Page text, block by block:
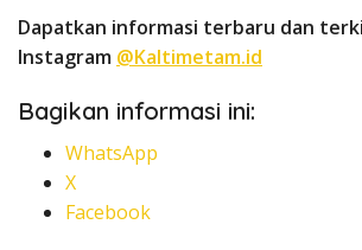
Dapatkan informasi terbaru dan
Instagram @Kaltimetam.id
Bagikan informasi ini:
WhatsApp
X
Facebook